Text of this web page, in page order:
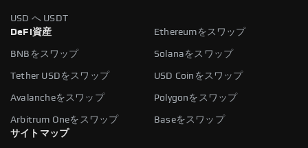
USD へ USDT
DeFi資産
Ethereumをスワップ
BNBをスワップ Solanaをスワップ
Tether USDをスワップ USD Coinをスワップ
Avalancheをスワップ Polygonをスワップ
Arbitrum Oneをスワップ
Baseをスワップ
サイトマップ